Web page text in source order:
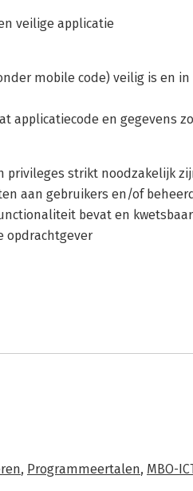
veilige applicatie
mobile code) veilig is en
applicatiecode en gegevens
privileges strikt noodzakelijk
aan gebruikers en/of
bevat en
opdrachtgever
, Programmeertalen, MBO-